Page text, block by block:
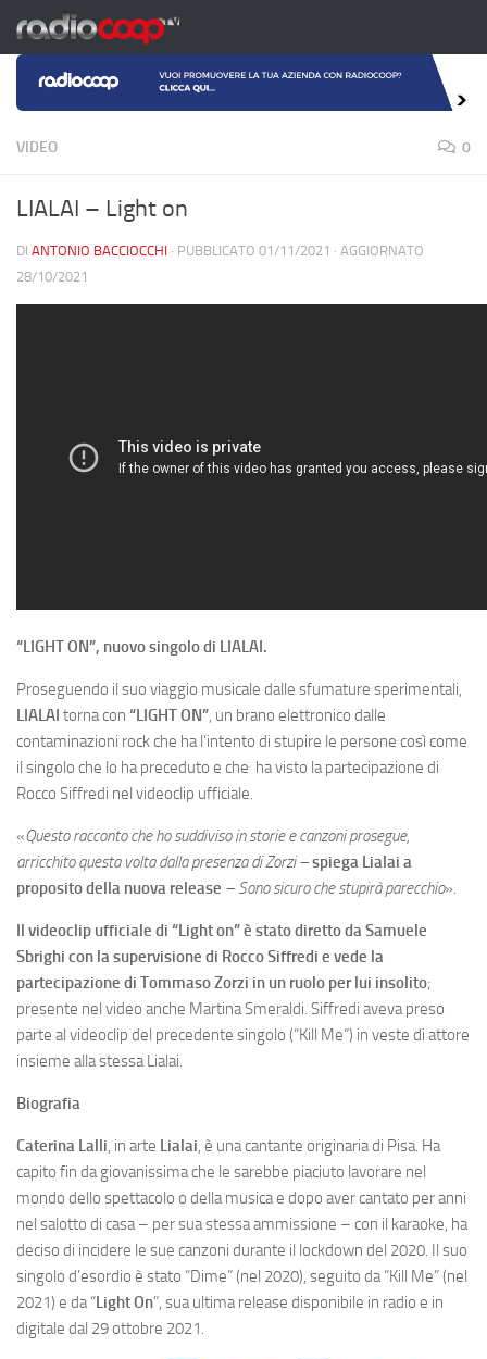
Salta al contenuto
VIDEO 0
LIALAI – Light on
DI ANTONIO BACCIOCCHI · PUBBLICATO 01/11/2021 · AGGIORNATO
28/10/2021
“LIGHT ON”, nuovo singolo di LIALAI.
Proseguendo il suo viaggio musicale dalle sfumature sperimentali,
LIALAI torna con “LIGHT ON”, un brano elettronico dalle
contaminazioni rock che ha l’intento di stupire le persone così come
il singolo che lo ha preceduto e che ha visto la partecipazione di
Rocco Siffredi nel videoclip ufficiale.
«Questo racconto che ho suddiviso in storie e canzoni prosegue,
arricchito questa volta dalla presenza di Zorzi –spiega Lialai a
proposito della nuova release – Sono sicuro che stupirà parecchio».
Il videoclip ufficiale di “Light on” è stato diretto da Samuele
Sbrighi con la supervisione di Rocco Siffredi e vede la
partecipazione di Tommaso Zorzi in un ruolo per lui insolito;
presente nel video anche Martina Smeraldi. Siffredi aveva preso
parte al videoclip del precedente singolo (“Kill Me”) in veste di attore
insieme alla stessa Lialai.
Biografia
Caterina Lalli, in arte Lialai, è una cantante originaria di Pisa. Ha
capito fin da giovanissima che le sarebbe piaciuto lavorare nel
mondo dello spettacolo o della musica e dopo aver cantato per anni
nel salotto di casa – per sua stessa ammissione – con il karaoke, ha
deciso di incidere le sue canzoni durante il lockdown del 2020. Il suo
singolo d’esordio è stato “Dime” (nel 2020), seguito da “Kill Me” (nel
2021) e da “Light On”, sua ultima release disponibile in radio e in
digitale dal 29 ottobre 2021.